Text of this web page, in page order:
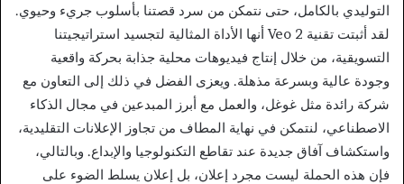
التوليدي بالكامل، حتى نتمكن من سرد قصتنا بأسلوب جريء وحيوي.
لقد أثبتت تقنية Veo 2 أنها الأداة المثالية لتجسيد استراتيجيتنا
التسويقية، من خلال إنتاج فيديوهات محلية جذابة بحركة واقعية
وجودة عالية وبسرعة مذهلة. ويعزى الفضل في ذلك إلى التعاون مع
شركة رائدة مثل غوغل، والعمل مع أبرز المبدعين في مجال الذكاء
الاصطناعي، لنتمكن في نهاية المطاف من تجاوز الإعلانات التقليدية،
واستكشاف آفاق جديدة عند تقاطع التكنولوجيا والإبداع. وبالتالي،
فإن هذه الحملة ليست مجرد إعلان، بل إعلان يسلط الضوء على